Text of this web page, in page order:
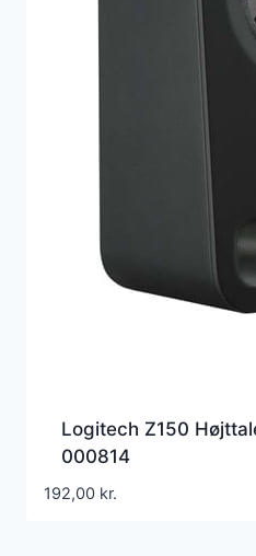
Logitech Z150
000814
192,00 kr.